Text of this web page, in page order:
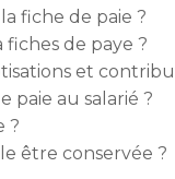
fiche de paie ?
de paye ?
et
paie au salarié ?
?
être conservée ?